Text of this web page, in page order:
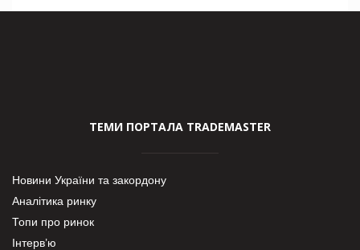
ТЕМИ ПОРТАЛА TRADEMASTER
Новини України та закордону
Аналітика ринку
Топи про ринок
Інтерв’ю